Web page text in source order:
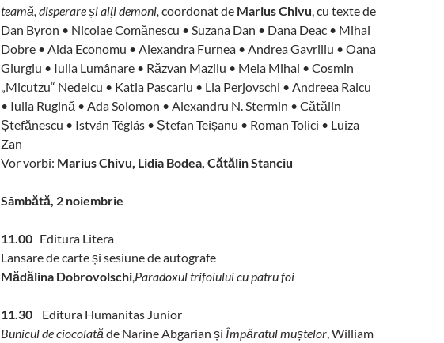
teamă, disperare și alți demoni, coordonat de Marius Chivu, cu texte de
Dan Byron • Nicolae Comănescu • Suzana Dan • Dana Deac • Mihai
Dobre • Aida Economu • Alexandra Furnea • Andrea Gavriliu • Oana
Giurgiu • Iulia Lumânare • Răzvan Mazilu • Mela Mihai • Cosmin
„Micutzu“ Nedelcu • Katia Pascariu • Lia Perjovschi • Andreea Raicu
• Iulia Rugină • Ada Solomon • Alexandru N. Stermin • Cătălin
Ștefănescu • István Téglás • Ștefan Teișanu • Roman Tolici • Luiza
Zan
Vor vorbi: Marius Chivu, Lidia Bodea, Cătălin Stanciu
Sâmbătă, 2 noiembrie
11.00 Editura Litera
Lansare de carte și sesiune de autografe
Mădălina Dobrovolschi,Paradoxul trifoiului cu patru foi
11.30 Editura Humanitas Junior
Bunicul de ciocolată de Narine Abgarian și Împăratul muștelor, William